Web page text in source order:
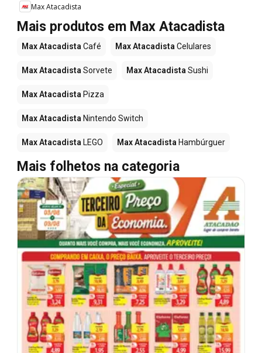
Max Atacadista
Mais produtos em Max Atacadista
Max AtacadistaCafé Max AtacadistaCelulares
Max AtacadistaSorvete Max AtacadistaSushi
Max Atacadista Pizza
Max Atacadista Nintendo Switch
Max Atacadista LEGO Max Atacadista Hambúrguer
Mais folhetos na categoria